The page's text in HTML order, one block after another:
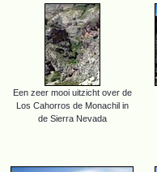
Een zeer mooi uitzicht over de
Los Cahorros de Monachil in
de Sierra Nevada